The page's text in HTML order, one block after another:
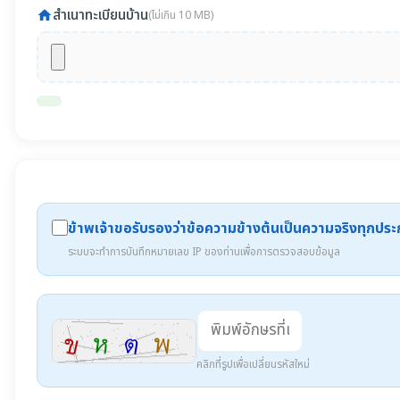
homeสำเนาทะเบียนบ้าน(ไม่เกิน 10 MB)
ข้าพเจ้าขอรับรองว่าข้อความข้างต้นเป็นความจริงทุกประ
ระบบจะทำการบันทึกหมายเลข IP ของท่านเพื่อการตรวจสอบข้อมูล
คลิกที่รูปเพื่อเปลี่ยนรหัสใหม่